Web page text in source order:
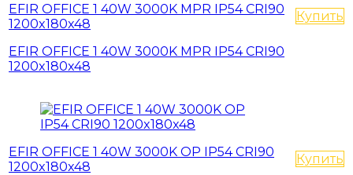
EFIR OFFICE 1 40W 3000K MPR IP54 CRI90
1200x180x48
EFIR OFFICE 1 40W 3000K MPR IP54 CRI90
1200x180x48
Купить
EFIR OFFICE 1 40W 3000K OP IP54 CRI90
1200x180x48
Купить